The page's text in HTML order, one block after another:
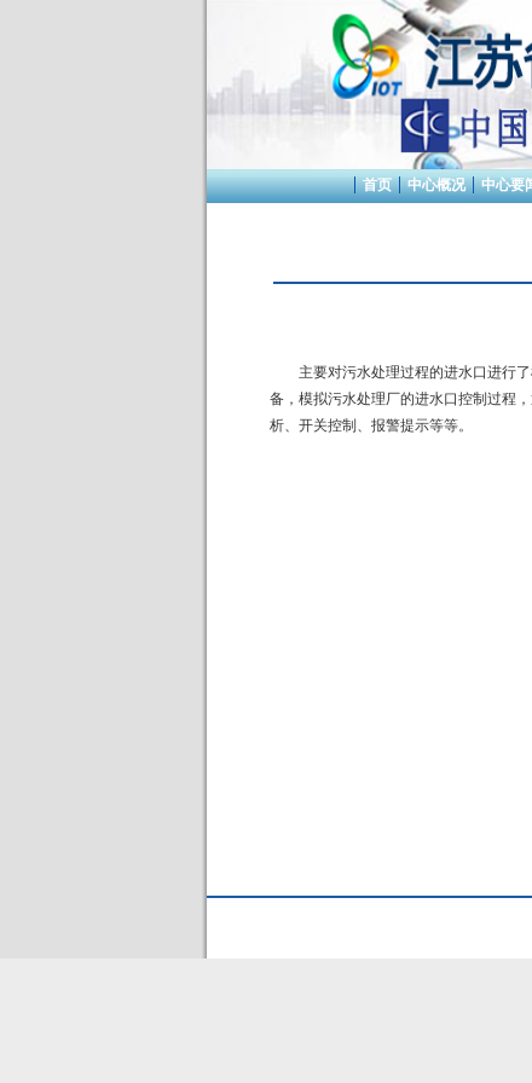
首页 中心概况 中心要
主要对污水处理过程的进水口进行
备，模拟污水处理厂的进水口控制过程
析、开关控制、报警提示等等。